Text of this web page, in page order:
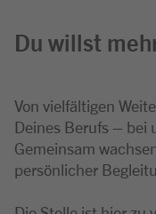
Du willst
Von vielfältigen
Deines Berufs – bei
Gemeinsam
persönlicher